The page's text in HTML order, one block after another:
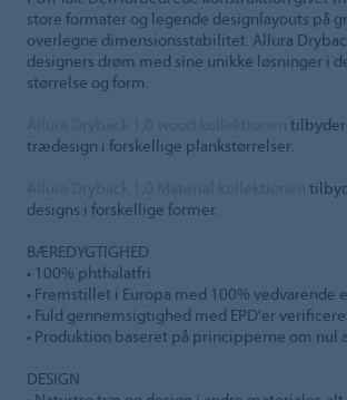
store formater og legende designlayouts på
overlegne dimensionsstabilitet. Allura
designers drøm med sine unikke løsninger i
størrelse og form.
trædesign i forskellige plankstørrelser.
designs i forskellige former.
BÆREDYGTIGHED
• 100% phthalatfri
• Fremstillet i Europa med 100% vedvarende
• Fuld gennemsigtighed med EPD'er
• Produktion baseret på principperne om nul
DESIGN